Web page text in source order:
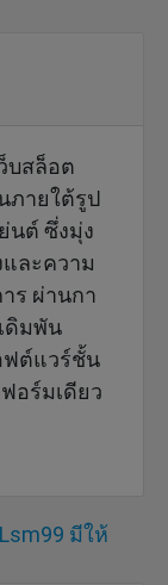
บสล็อต
ภายใต้รูป
นต์ ซึ่งมุ่ง
ละความ
ร ผ่านกา
ดิมพัน
ต์แวร์ชั้น
อร์มเดียว
มีให้